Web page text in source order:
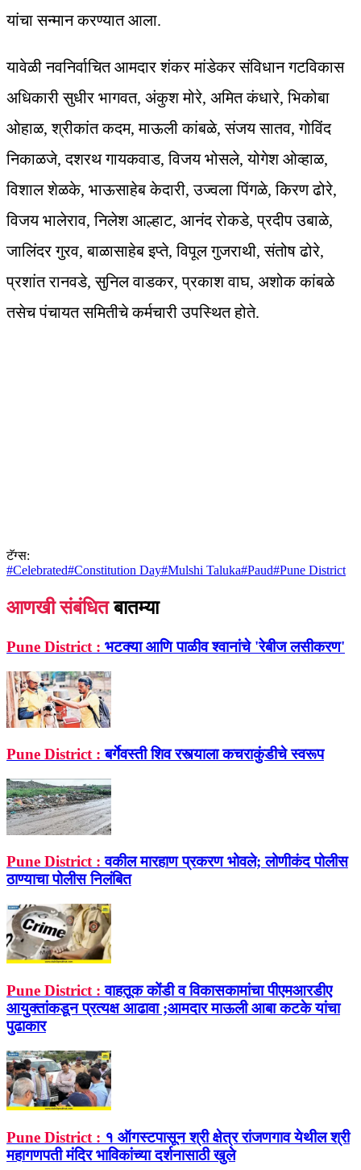
यांचा सन्मान करण्यात आला.
यावेळी नवनिर्वाचित आमदार शंकर मांडेकर संविधान गटविकास
अधिकारी सुधीर भागवत, अंकुश मोरे, अमित कंधारे, भिकोबा
ओहाळ, श्रीकांत कदम, माऊली कांबळे, संजय सातव, गोविंद
निकाळजे, दशरथ गायकवाड, विजय भोसले, योगेश ओव्हाळ,
विशाल शेळके, भाऊसाहेब केदारी, उज्वला पिंगळे, किरण ढोरे,
विजय भालेराव, निलेश आल्हाट, आनंद रोकडे, प्रदीप उबाळे,
जालिंदर गुरव, बाळासाहेब इप्ते, विपूल गुजराथी, संतोष ढोरे,
प्रशांत रानवडे, सुनिल वाडकर, प्रकाश वाघ, अशोक कांबळे
तसेच पंचायत समितीचे कर्मचारी उपस्थित होते.
टॅग्स:
#Celebrated#Constitution Day#Mulshi Taluka#Paud#Pune District
आणखी संबंधित बातम्या
Pune District : भटक्या आणि पाळीव श्‍वानांचे 'रेबीज लसीकरण'
Pune District : बर्गेवस्ती शिव रस्त्याला कचराकुंडीचे स्वरूप
Pune District : वकील मारहाण प्रकरण भोवले; लोणीकंद पोलीस
ठाण्याचा पोलीस निलंबित
Pune District : वाहतूक कोंडी व विकासकामांचा पीएमआरडीए
आयुक्तांकडून प्रत्यक्ष आढावा ;आमदार माऊली आबा कटके यांचा
पुढाकार
Pune District : १ ऑगस्टपासून श्री क्षेत्र रांजणगाव येथील श्री
महागणपती मंदिर भाविकांच्या दर्शनासाठी खुले